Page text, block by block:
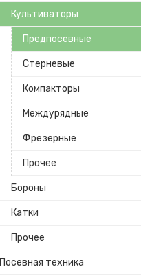
Культиваторы
Предпосевные
Стерневые
Компакторы
Междурядные
Фрезерные
Прочее
Бороны
Катки
Прочее
Посевная техника